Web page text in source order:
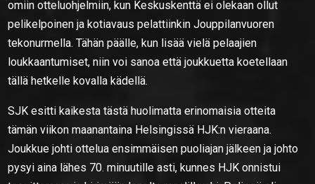
omiin otteluohjelmiin, kun Keskuskenttä ei olekaan ollut
pelikelpoinen ja kotiavaus pelattiinkin Jouppilanvuoren
tekonurmella. Tähän päälle, kun lisää vielä pelaajien
loukkaantumiset, niin voi sanoa että joukkuetta koetellaan
tällä hetkelle kovalla kädellä.
SJK esitti kaikesta tästä huolimatta erinomaisia otteita
tämän viikon maanantaina Helsingissä HJK:n vieraana.
Joukkue johti ottelua ensimmäisen puoliajan jälkeen ja johto
pysyi aina lähes 70. minuutille asti, kunnes HJK onnistui